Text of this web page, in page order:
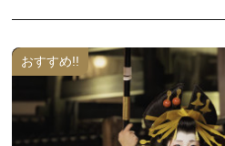
写経や写仏、念仏、瞑想が体験でき
かがですか？
※詳細は直接お寺までお問い合わせ
おすすめ!!